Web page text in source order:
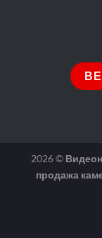
2026 ©
продажа